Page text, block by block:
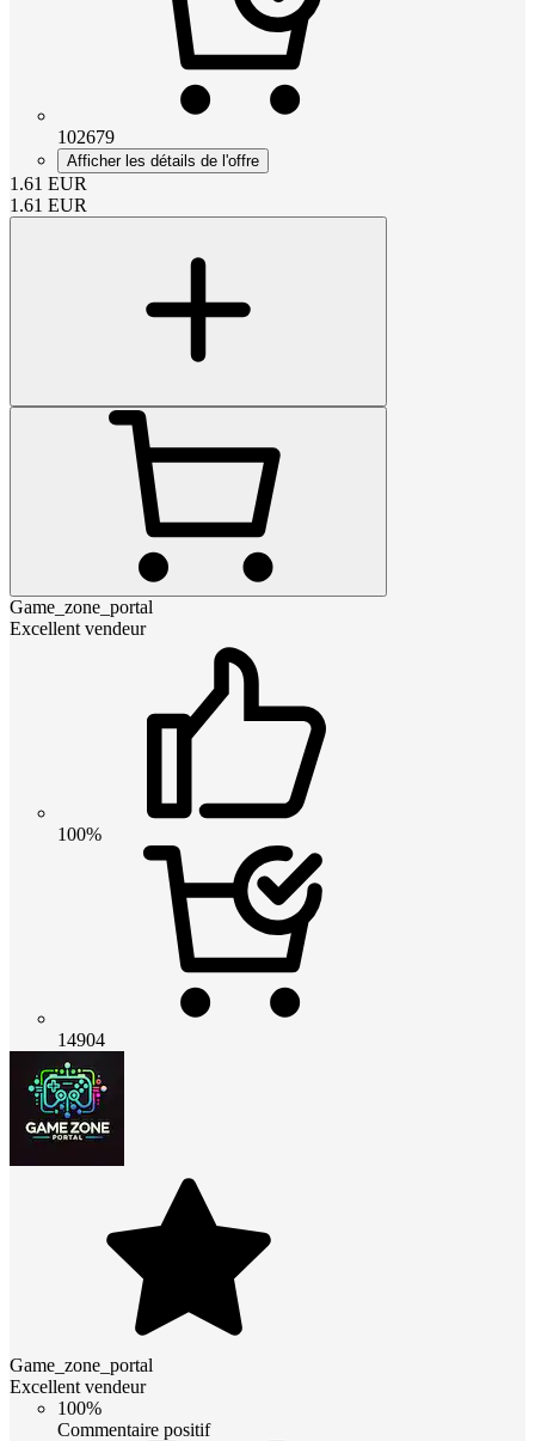
102679
Afficher les détails de l'offre
1.61 EUR
1.61 EUR
Game_zone_portal
Excellent vendeur
100%
14904
Game_zone_portal
Excellent vendeur
100%
Commentaire positif